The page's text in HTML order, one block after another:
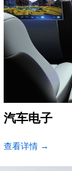
电脑设备
查看详情 →